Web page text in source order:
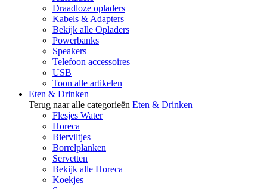
Draadloze opladers
Kabels & Adapters
Bekijk alle Opladers
Powerbanks
Speakers
Telefoon accessoires
USB
Toon alle artikelen
Eten & Drinken
Terug naar alle categorieën Eten & Drinken
Flesjes Water
Horeca
Bierviltjes
Borrelplanken
Servetten
Bekijk alle Horeca
Koekjes